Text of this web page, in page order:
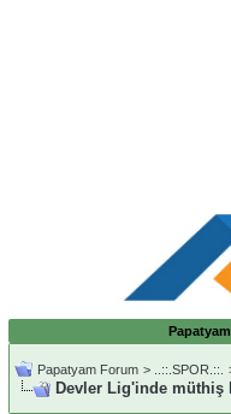
Papatyam Forum > ..::.SPOR.::.
Devler Lig'inde müthiş